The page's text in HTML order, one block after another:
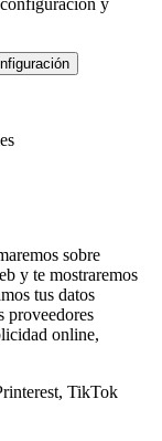
sobre
y te mostraremos
tus datos
proveedores
online,
TikTok